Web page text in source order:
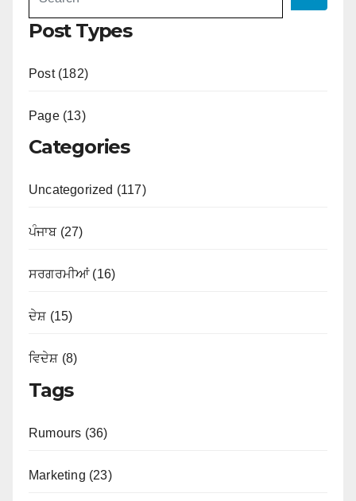
Post Types
Post (182)
Page (13)
Categories
Uncategorized (117)
ਪੰਜਾਬ (27)
ਸਰਗਰਮੀਆਂ (16)
ਦੇਸ਼ (15)
ਵਿਦੇਸ਼ (8)
Tags
Rumours (36)
Marketing (23)